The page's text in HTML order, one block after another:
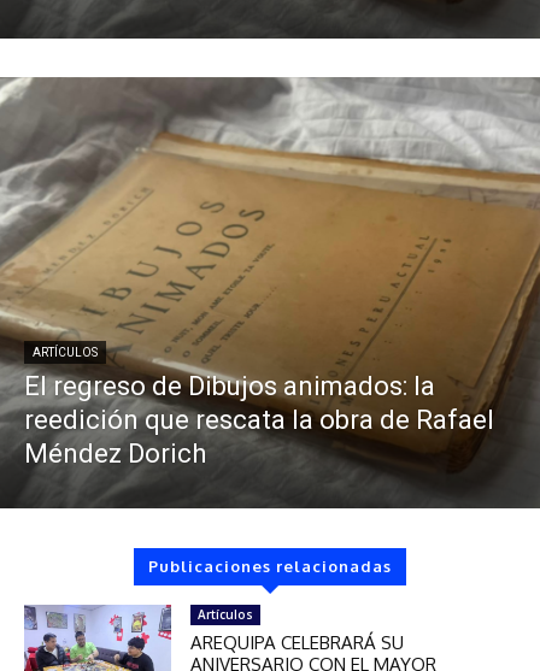
ARTÍCULOS
El regreso de Dibujos animados: la
reedición que rescata la obra de Rafael
Méndez Dorich
Publicaciones relacionadas
Artículos
AREQUIPA CELEBRARÁ SU
ANIVERSARIO CON EL MAYOR